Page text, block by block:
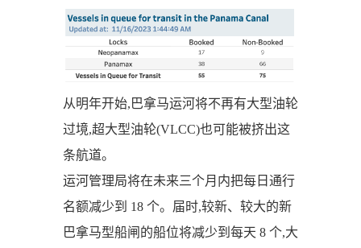
从明年开始,巴拿马运河将不再有大型油轮
过境,超大型油轮(VLCC)也可能被挤出这
条航道。
运河管理局将在未来三个月内把每日通行
名额减少到 18 个。届时,较新、较大的新
巴拿马型船闸的船位将减少到每天 8 个,大